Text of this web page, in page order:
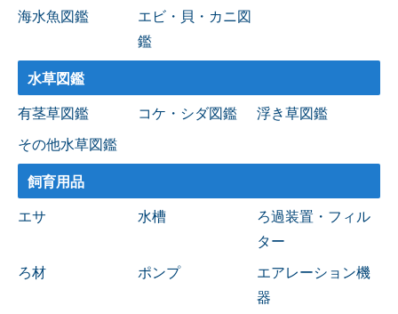
海水魚図鑑
エビ・貝・カニ図
鑑
水草図鑑
有茎草図鑑 コケ・シダ図鑑 浮き草図鑑
その他水草図鑑
飼育用品
エサ 水槽
ろ過装置・フィル
ター
ろ材 ポンプ
エアレーション機
器